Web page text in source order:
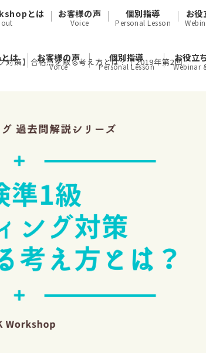
は お客様の声
Voice
個別指導
Personal Lesson
お役立
Webinar
とは お客様の声
Voice
個別指導
Personal Lesson
お役
対策】合格点を取る考え方とは？｜2019年第2回